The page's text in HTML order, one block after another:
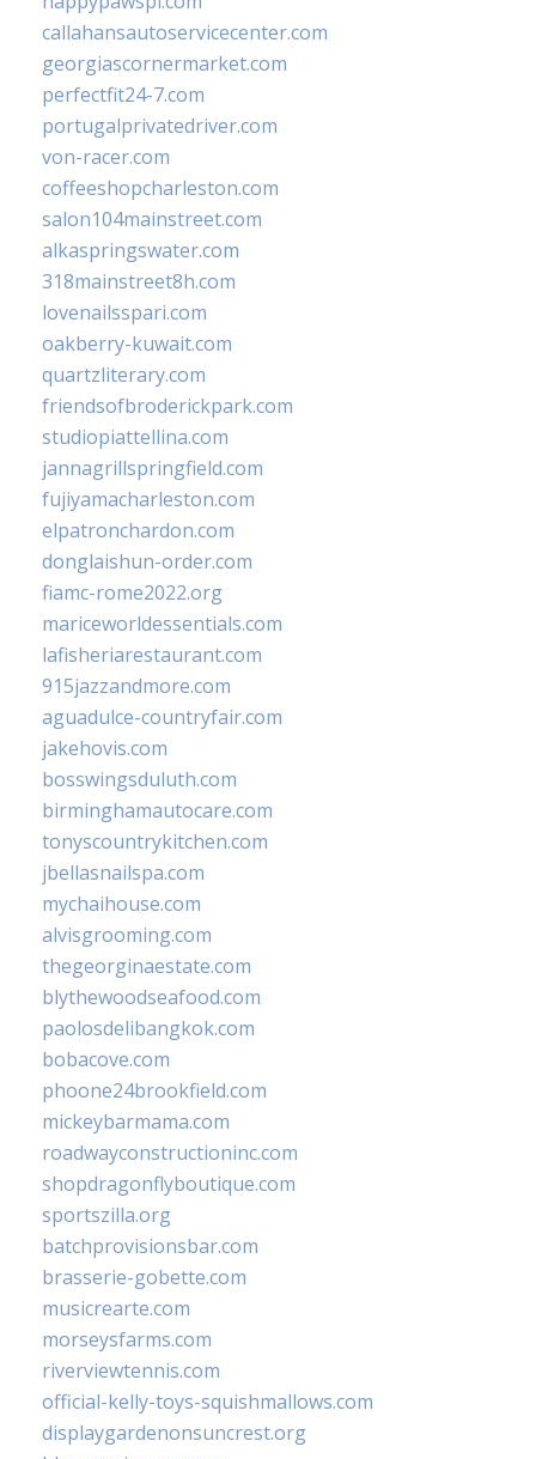
callahansautoservicecenter.com
georgiascornermarket.com
perfectfit24-7.com
portugalprivatedriver.com
von-racer.com
coffeeshopcharleston.com
salon104mainstreet.com
alkaspringswater.com
318mainstreet8h.com
lovenailsspari.com
oakberry-kuwait.com
quartzliterary.com
friendsofbroderickpark.com
studiopiattellina.com
jannagrillspringfield.com
fujiyamacharleston.com
elpatronchardon.com
donglaishun-order.com
fiamc-rome2022.org
mariceworldessentials.com
lafisheriarestaurant.com
915jazzandmore.com
aguadulce-countryfair.com
jakehovis.com
bosswingsduluth.com
birminghamautocare.com
tonyscountrykitchen.com
jbellasnailspa.com
mychaihouse.com
alvisgrooming.com
thegeorginaestate.com
blythewoodseafood.com
paolosdelibangkok.com
bobacove.com
phoone24brookfield.com
mickeybarmama.com
roadwayconstructioninc.com
shopdragonflyboutique.com
sportszilla.org
batchprovisionsbar.com
brasserie-gobette.com
musicrearte.com
morseysfarms.com
riverviewtennis.com
official-kelly-toys-squishmallows.com
displaygardenonsuncrest.org